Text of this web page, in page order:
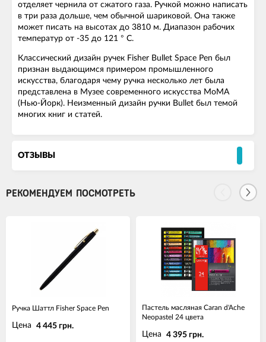
отделяет чернила от сжатого газа. Ручкой можно написать
в три раза дольше, чем обычной шариковой. Она также
может писать на высотах до 3810 м. Диапазон рабочих
температур от -35 до 121 ° C.
Классический дизайн ручек Fisher Bullet Space Pen был
признан выдающимся примером промышленного
искусства, благодаря чему ручка несколько лет была
представлена в Музее современного искусства МоМА
(Нью-Йорк). Неизменный дизайн ручки Bullet был темой
многих книг и статей.
ОТЗЫВЫ
РЕКОМЕНДУЕМ ПОСМОТРЕТЬ
Ручка Шаттл Fisher Space Pen
Цена 4 445 грн.
Пастель масляная Caran d'Ache
Neopastel 24 цвета
Цена 4 395 грн.